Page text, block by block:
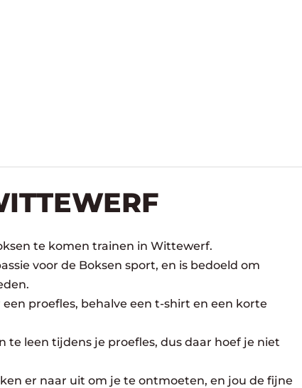
te komen trainen in Wittewerf.
voor de Boksen sport, en is bedoeld om
proefles, behalve een t-shirt en een korte
te leen tijdens je proefles, dus daar hoef je niet
er naar uit om je te ontmoeten, en jou de fijne